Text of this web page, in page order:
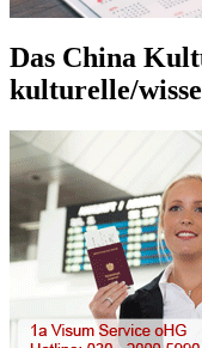
Das China
kulturelle/